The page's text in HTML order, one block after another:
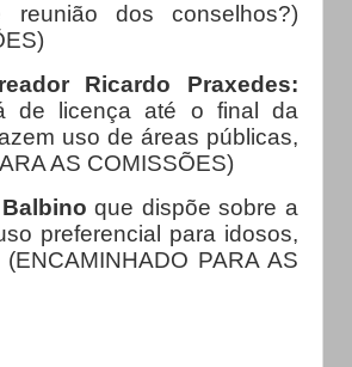
dos conselhos?)
Ricardo Praxedes:
de licença até o final da
uso de áreas públicas,
AS COMISSÕES)
Balbinoque dispõe sobre a
preferencial para idosos,
(ENCAMINHADO PARA AS